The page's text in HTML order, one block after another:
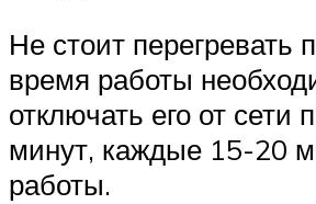
Не стоит перегревать
время работы
отключать его от сети
минут, каждые 15-20
работы.